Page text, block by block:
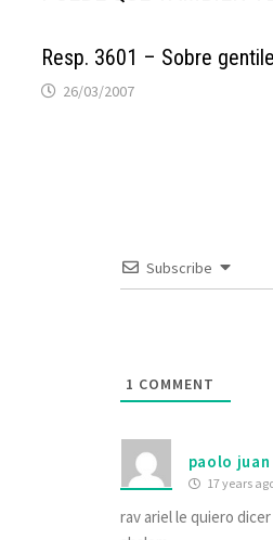
Resp. 3601 – Sobre
26/03/2007
Subscribe
1 COMMENT
paolo juan
17 years
rav ariel le quiero